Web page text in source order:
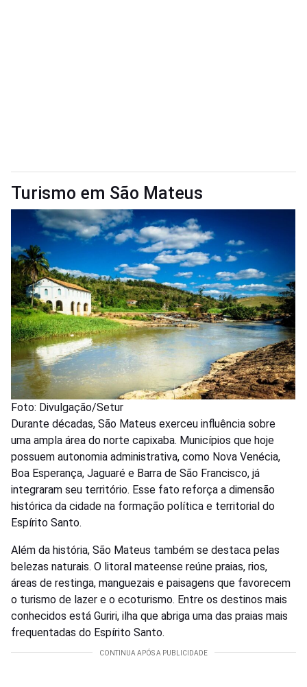
Turismo em São Mateus
Foto: Divulgação/Setur
Durante décadas, São Mateus exerceu influência sobre
uma ampla área do norte capixaba. Municípios que hoje
possuem autonomia administrativa, como Nova Venécia,
Boa Esperança, Jaguaré e Barra de São Francisco, já
integraram seu território. Esse fato reforça a dimensão
histórica da cidade na formação política e territorial do
Espírito Santo.
Além da história, São Mateus também se destaca pelas
belezas naturais. O litoral mateense reúne praias, rios,
áreas de restinga, manguezais e paisagens que favorecem
o turismo de lazer e o ecoturismo. Entre os destinos mais
conhecidos está Guriri, ilha que abriga uma das praias mais
frequentadas do Espírito Santo.